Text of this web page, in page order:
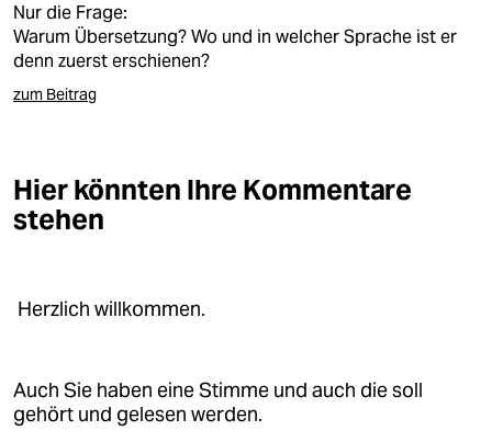
nord
wahrheit
veranstaltungen
abo
genossenschaft
Nur die Frage:
Warum Übersetzung? Wo und in welcher Sprache ist er
denn zuerst erschienen?
zum Beitrag
Hier könnten Ihre Kommentare
stehen
Herzlich willkommen.
Auch Sie haben eine Stimme und auch die soll
gehört und gelesen werden.